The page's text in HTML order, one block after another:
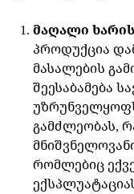
მაღალი
პროდუქცია
მასალების
შეესაბამება
გამძლეობას,
რომლებიც